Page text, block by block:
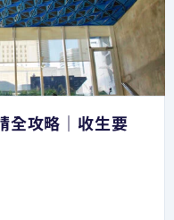
全攻略｜收生要